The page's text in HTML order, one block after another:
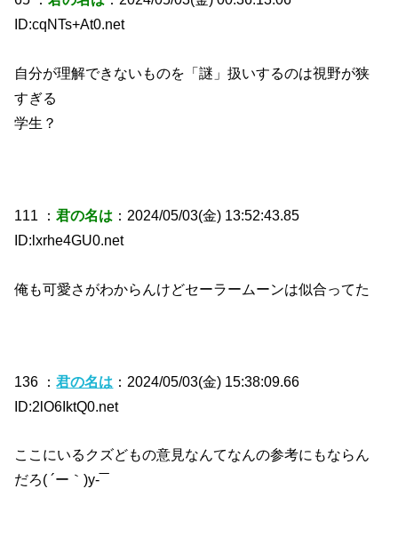
ID:cqNTs+At0.net
自分が理解できないものを「謎」扱いするのは視野が狭
すぎる
学生？
111 ：君の名は ：2024/05/03(金) 13:52:43.85
ID:lxrhe4GU0.net
俺も可愛さがわからんけどセーラームーンは似合ってた
136 ：君の名は ：2024/05/03(金) 15:38:09.66
ID:2lO6IktQ0.net
ここにいるクズどもの意見なんてなんの参考にもならん
だろ( ´ー｀)y-‾‾